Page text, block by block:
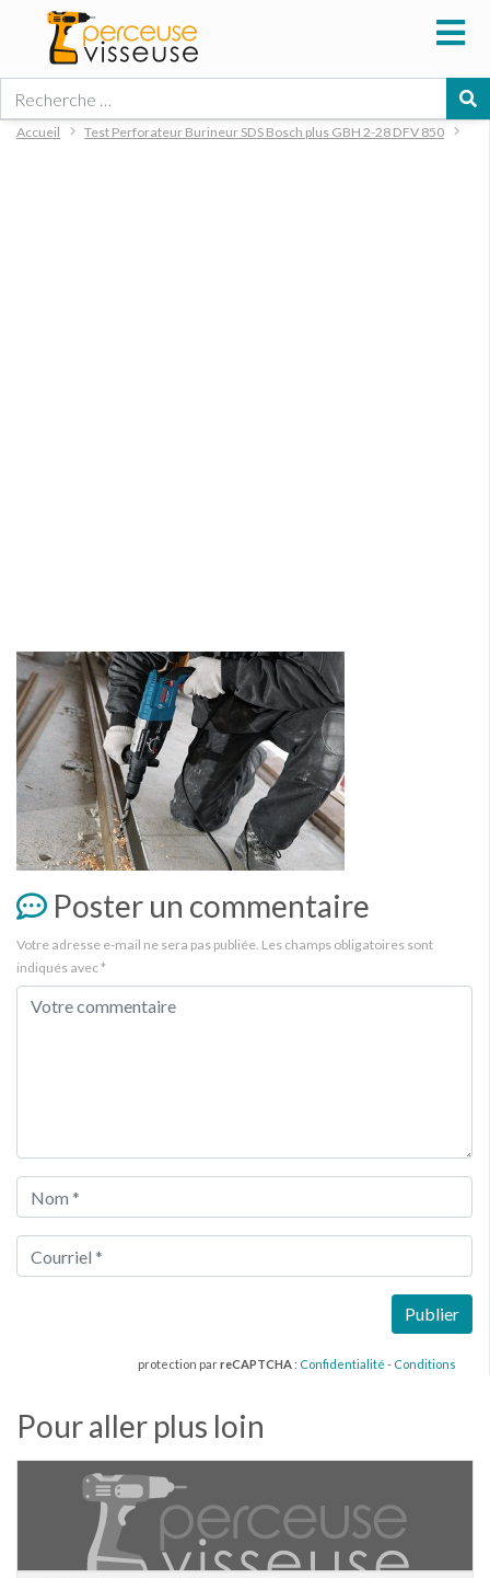
Accueil Test Perforateur Burineur SDS Bosch plus GBH 2-28 DFV 850
Poster un commentaire
Votre adresse e-mail ne sera pas publiée. Les champs obligatoires sont
indiqués avec*
protection parreCAPTCHA: Confidentialité - Conditions
Pour aller plus loin